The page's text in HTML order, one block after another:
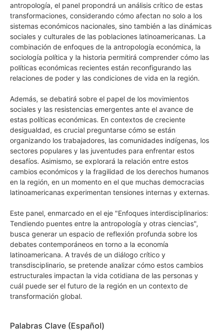
antropología, el panel propondrá un análisis crítico de estas
transformaciones, considerando cómo afectan no solo a los
sistemas económicos nacionales, sino también a las dinámicas
sociales y culturales de las poblaciones latinoamericanas. La
combinación de enfoques de la antropología económica, la
sociología política y la historia permitirá comprender cómo las
políticas económicas recientes están reconfigurando las
relaciones de poder y las condiciones de vida en la región.
Además, se debatirá sobre el papel de los movimientos
sociales y las resistencias emergentes ante el avance de
estas políticas económicas. En contextos de creciente
desigualdad, es crucial preguntarse cómo se están
organizando los trabajadores, las comunidades indígenas, los
sectores populares y las juventudes para enfrentar estos
desafíos. Asimismo, se explorará la relación entre estos
cambios económicos y la fragilidad de los derechos humanos
en la región, en un momento en el que muchas democracias
latinoamericanas experimentan tensiones internas y externas.
Este panel, enmarcado en el eje "Enfoques interdisciplinarios:
Tendiendo puentes entre la antropología y otras ciencias",
busca generar un espacio de reflexión profunda sobre los
debates contemporáneos en torno a la economía
latinoamericana. A través de un diálogo crítico y
transdisciplinario, se pretende analizar cómo estos cambios
estructurales impactan la vida cotidiana de las personas y
cuál puede ser el futuro de la región en un contexto de
transformación global.
Palabras Clave (Español)